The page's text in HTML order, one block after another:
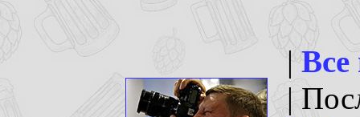
|
|